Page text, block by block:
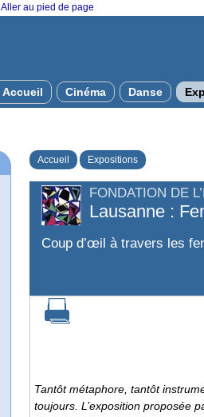
Aller au pied de page
Accueil Cinéma Danse
Accueil Expositions
FONDATION DE
Lausanne :
Coup d’œil à travers les
Tantôt métaphore, tantôt
toujours. L’exposition proposée